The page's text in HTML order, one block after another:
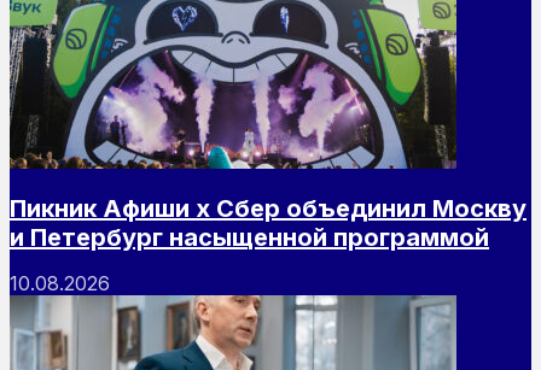
Пикник Афиши х Сбер объединил Москву
и Петербург насыщенной программой
10.08.2026